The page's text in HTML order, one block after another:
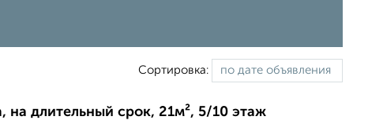
Сортировка:
на длительный срок, 21м², 5/10 этаж